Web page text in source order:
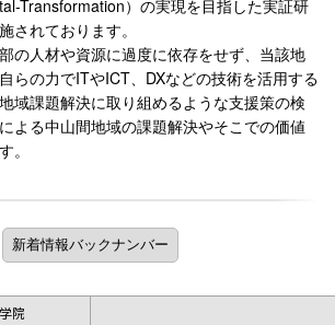
Transformation）の実現を目指した実証研
されております。
の人材や資源に過度に依存をせず、当該地
らの力でITやICT、DXなどの技術を活用する
域課題解決に取り組めるような支援策の検
よる中山間地域の課題解決やそこでの価値
。
院